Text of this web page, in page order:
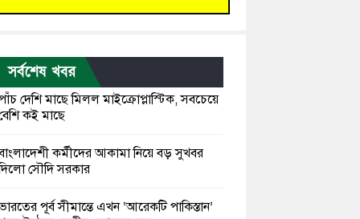
সর্বশেষ খবর
দেশি মাছে মিলল মাইক্রোপ্লাস্টিক, সবচেয়ে
কই মাছে
কর্মীদের আকামা নিয়ে বড় সুখবর
সৌদি সরকার
পূর্ব সীমান্তে এখন ‘আরেকটি পাকিস্তান’